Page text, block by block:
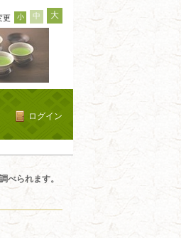
更 小 中 大
ログイン
べられます。